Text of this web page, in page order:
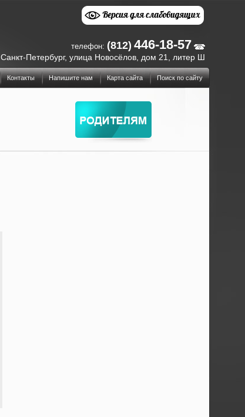
телефон: (812) 446-18-57
Санкт-Петербург, улица Новосёлов, дом 21, литер Ш
Контакты Напишите нам Карта сайта Поиск по сайту